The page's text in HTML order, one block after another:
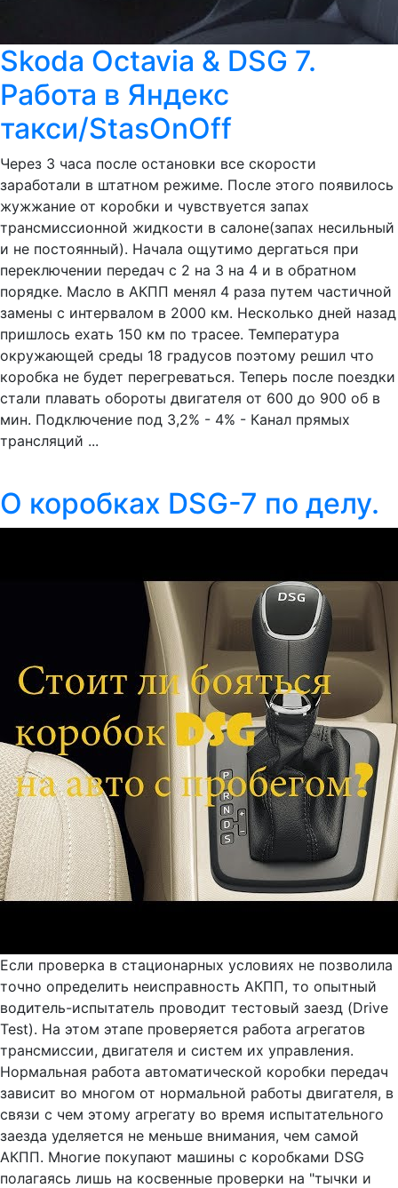
Skoda Octavia & DSG 7.
Работа в Яндекс
такси/StasOnOff
Через 3 часа после остановки все скорости
заработали в штатном режиме. После этого появилось
жужжание от коробки и чувствуется запах
трансмиссионной жидкости в салоне(запах несильный
и не постоянный). Начала ощутимо дергаться при
переключении передач с 2 на 3 на 4 и в обратном
порядке. Масло в АКПП менял 4 раза путем частичной
замены с интервалом в 2000 км. Несколько дней назад
пришлось ехать 150 км по трасее. Температура
окружающей среды 18 градусов поэтому решил что
коробка не будет перегреваться. Теперь после поездки
стали плавать обороты двигателя от 600 до 900 об в
мин. Подключение под 3,2% - 4% - Канал прямых
трансляций ...
О коробках DSG-7 по делу.
Если проверка в стационарных условиях не позволила
точно определить неисправность АКПП, то опытный
водитель-испытатель проводит тестовый заезд (Drive
Test). На этом этапе проверяется работа агрегатов
трансмиссии, двигателя и систем их управления.
Нормальная работа автоматической коробки передач
зависит во многом от нормальной работы двигателя, в
связи с чем этому агрегату во время испытательного
заезда уделяется не меньше внимания, чем самой
АКПП. Многие покупают машины с коробками DSG
полагаясь лишь на косвенные проверки на "тычки и